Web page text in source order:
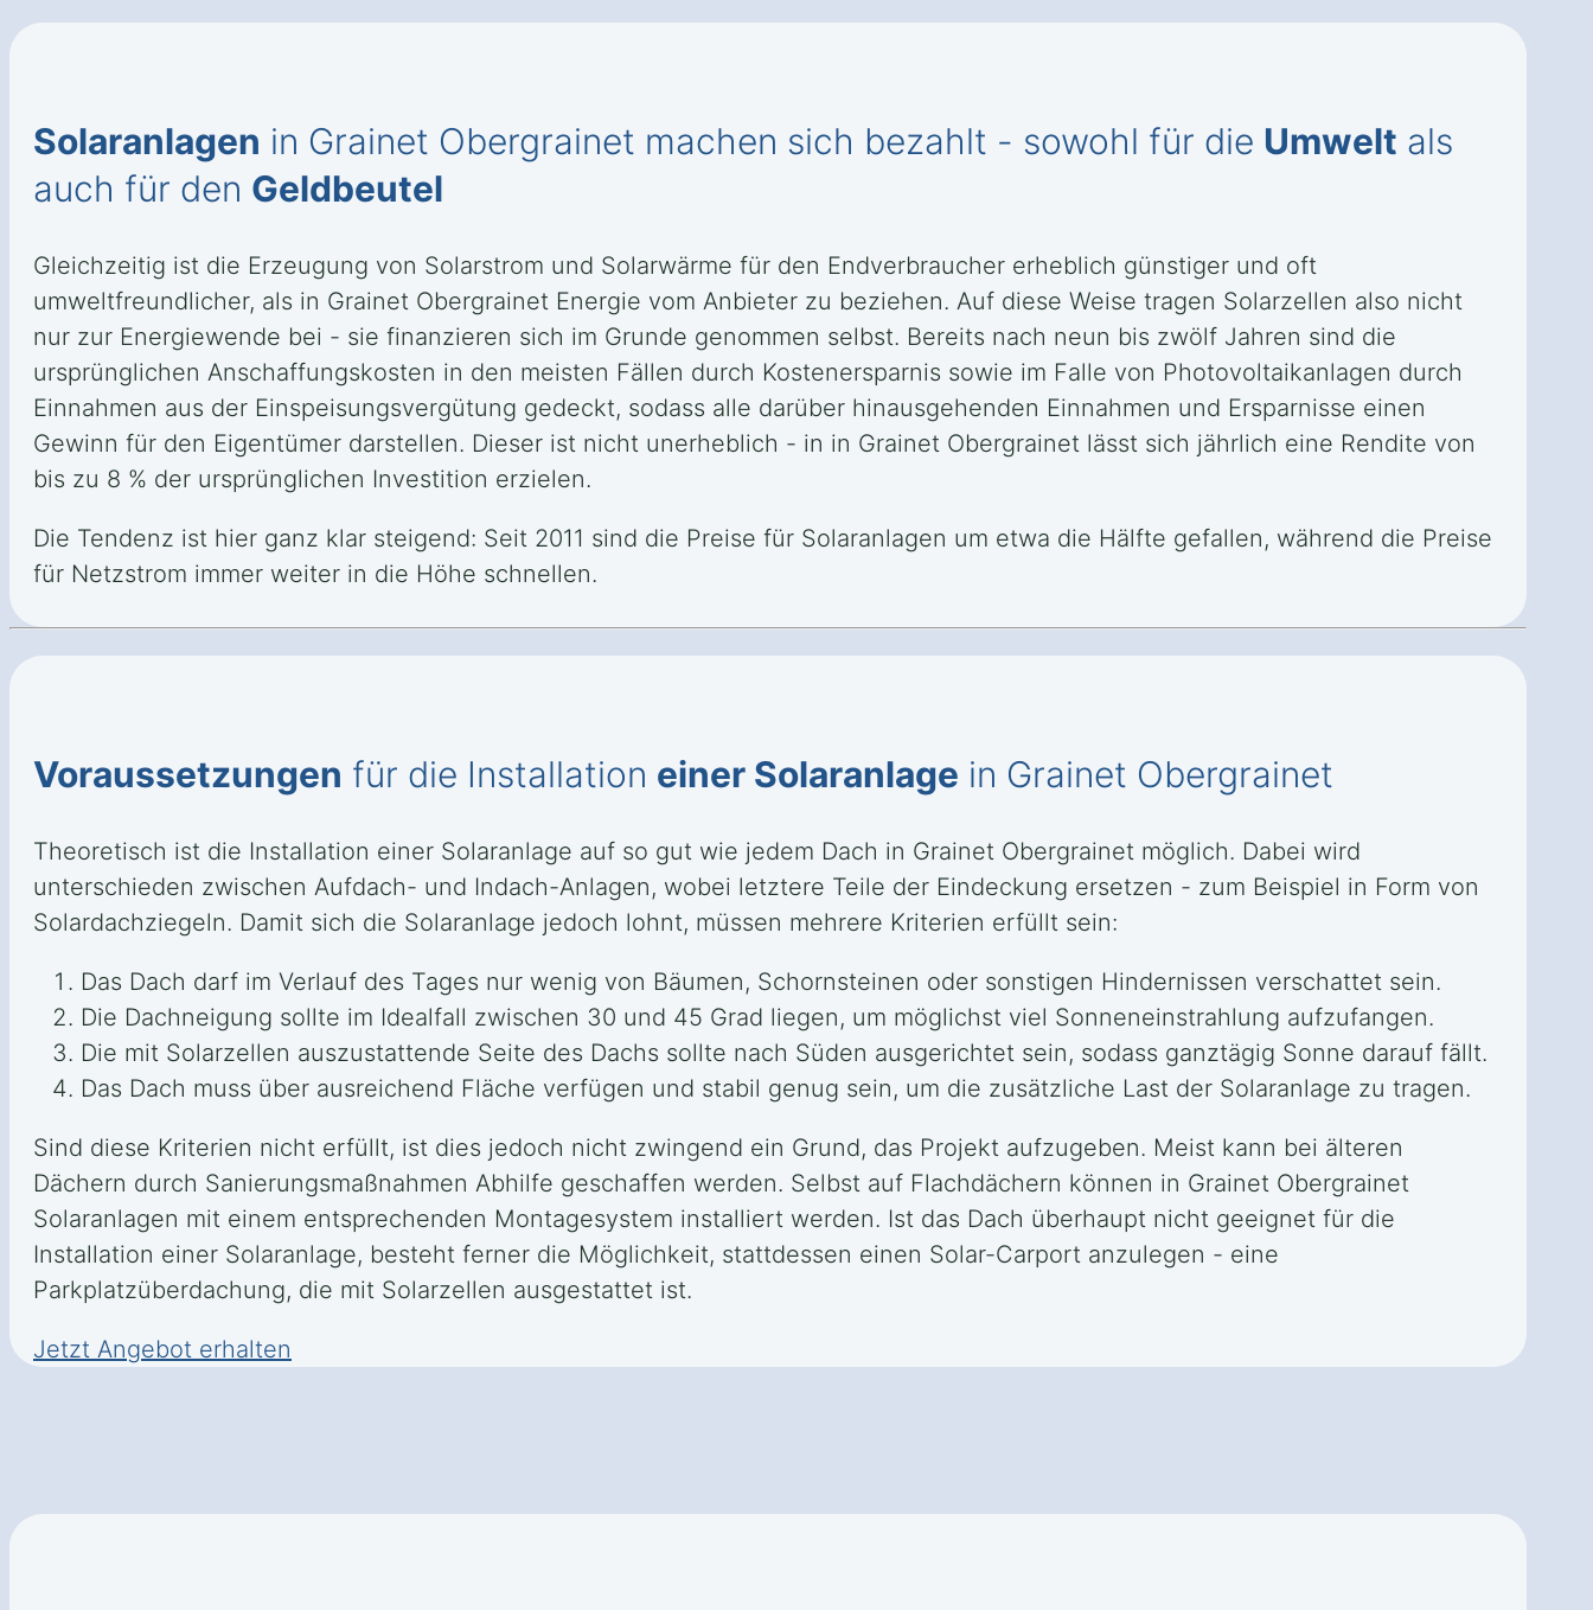
Solaranlagen in Grainet Obergrainet machen sich bezahlt - sowohl für die Umwelt als
auch für den Geldbeutel
Gleichzeitig ist die Erzeugung von Solarstrom und Solarwärme für den Endverbraucher erheblich günstiger und oft
umweltfreundlicher, als in Grainet Obergrainet Energie vom Anbieter zu beziehen. Auf diese Weise tragen Solarzellen also nicht
nur zur Energiewende bei - sie finanzieren sich im Grunde genommen selbst. Bereits nach neun bis zwölf Jahren sind die
ursprünglichen Anschaffungskosten in den meisten Fällen durch Kostenersparnis sowie im Falle von Photovoltaikanlagen durch
Einnahmen aus der Einspeisungsvergütung gedeckt, sodass alle darüber hinausgehenden Einnahmen und Ersparnisse einen
Gewinn für den Eigentümer darstellen. Dieser ist nicht unerheblich - in in Grainet Obergrainet lässt sich jährlich eine Rendite von
bis zu 8 % der ursprünglichen Investition erzielen.
Die Tendenz ist hier ganz klar steigend: Seit 2011 sind die Preise für Solaranlagen um etwa die Hälfte gefallen, während die Preise
für Netzstrom immer weiter in die Höhe schnellen.
Voraussetzungen für die Installation einer Solaranlage in Grainet Obergrainet
Theoretisch ist die Installation einer Solaranlage auf so gut wie jedem Dach in Grainet Obergrainet möglich. Dabei wird
unterschieden zwischen Aufdach- und Indach-Anlagen, wobei letztere Teile der Eindeckung ersetzen - zum Beispiel in Form von
Solardachziegeln. Damit sich die Solaranlage jedoch lohnt, müssen mehrere Kriterien erfüllt sein:
Das Dach darf im Verlauf des Tages nur wenig von Bäumen, Schornsteinen oder sonstigen Hindernissen verschattet sein.
Die Dachneigung sollte im Idealfall zwischen 30 und 45 Grad liegen, um möglichst viel Sonneneinstrahlung aufzufangen.
Die mit Solarzellen auszustattende Seite des Dachs sollte nach Süden ausgerichtet sein, sodass ganztägig Sonne darauf fällt.
Das Dach muss über ausreichend Fläche verfügen und stabil genug sein, um die zusätzliche Last der Solaranlage zu tragen.
Sind diese Kriterien nicht erfüllt, ist dies jedoch nicht zwingend ein Grund, das Projekt aufzugeben. Meist kann bei älteren
Dächern durch Sanierungsmaßnahmen Abhilfe geschaffen werden. Selbst auf Flachdächern können in Grainet Obergrainet
Solaranlagen mit einem entsprechenden Montagesystem installiert werden. Ist das Dach überhaupt nicht geeignet für die
Installation einer Solaranlage, besteht ferner die Möglichkeit, stattdessen einen Solar-Carport anzulegen - eine
Parkplatzüberdachung, die mit Solarzellen ausgestattet ist.
Jetzt Angebot erhalten